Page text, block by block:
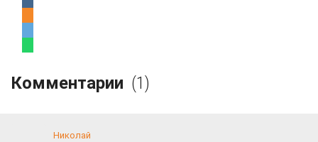
Комментарии (1)
Николай